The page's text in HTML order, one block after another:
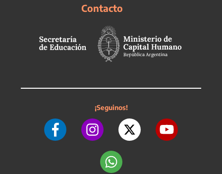
Contacto
¡Seguinos!